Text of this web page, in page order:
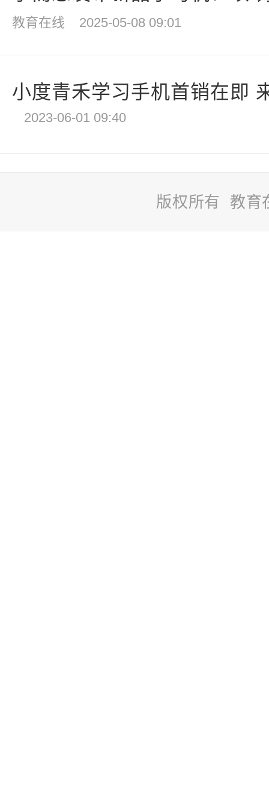
教育在线 2025-05-08 09:01
小度青禾学习手机首销在即
2023-06-01 09:40
版权所有 教育